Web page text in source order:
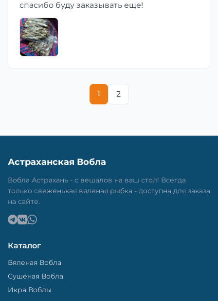
спасибо буду заказывать еще!
1 2
Астраханская Вобла
Вобла Астрахань - с вешалов на ваш стол! Всегда
только свеженькая вяленая рыбка - доступна для заказа
на сайте.
Каталог
Вяленая Вобла
Сушёная Вобла
Икра Воблы